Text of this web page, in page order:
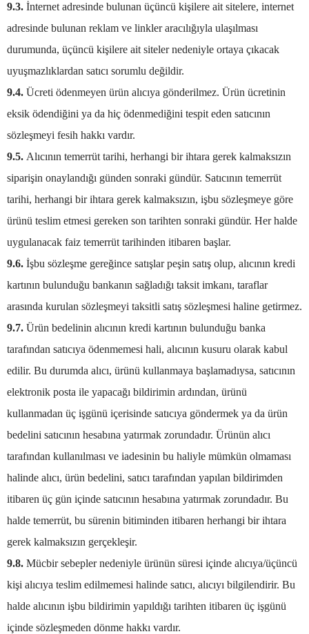
9.3. İnternet adresinde bulunan üçüncü kişilere ait sitelere, internet
adresinde bulunan reklam ve linkler aracılığıyla ulaşılması
durumunda, üçüncü kişilere ait siteler nedeniyle ortaya çıkacak
uyuşmazlıklardan satıcı sorumlu değildir.
9.4. Ücreti ödenmeyen ürün alıcıya gönderilmez. Ürün ücretinin
eksik ödendiğini ya da hiç ödenmediğini tespit eden satıcının
sözleşmeyi fesih hakkı vardır.
9.5. Alıcının temerrüt tarihi, herhangi bir ihtara gerek kalmaksızın
siparişin onaylandığı günden sonraki gündür. Satıcının temerrüt
tarihi, herhangi bir ihtara gerek kalmaksızın, işbu sözleşmeye göre
ürünü teslim etmesi gereken son tarihten sonraki gündür. Her halde
uygulanacak faiz temerrüt tarihinden itibaren başlar.
9.6. İşbu sözleşme gereğince satışlar peşin satış olup, alıcının kredi
kartının bulunduğu bankanın sağladığı taksit imkanı, taraflar
arasında kurulan sözleşmeyi taksitli satış sözleşmesi haline getirmez.
9.7. Ürün bedelinin alıcının kredi kartının bulunduğu banka
tarafından satıcıya ödenmemesi hali, alıcının kusuru olarak kabul
edilir. Bu durumda alıcı, ürünü kullanmaya başlamadıysa, satıcının
elektronik posta ile yapacağı bildirimin ardından, ürünü
kullanmadan üç işgünü içerisinde satıcıya göndermek ya da ürün
bedelini satıcının hesabına yatırmak zorundadır. Ürünün alıcı
tarafından kullanılması ve iadesinin bu haliyle mümkün olmaması
halinde alıcı, ürün bedelini, satıcı tarafından yapılan bildirimden
itibaren üç gün içinde satıcının hesabına yatırmak zorundadır. Bu
halde temerrüt, bu sürenin bitiminden itibaren herhangi bir ihtara
gerek kalmaksızın gerçekleşir.
9.8. Mücbir sebepler nedeniyle ürünün süresi içinde alıcıya/üçüncü
kişi alıcıya teslim edilmemesi halinde satıcı, alıcıyı bilgilendirir. Bu
halde alıcının işbu bildirimin yapıldığı tarihten itibaren üç işgünü
içinde sözleşmeden dönme hakkı vardır.